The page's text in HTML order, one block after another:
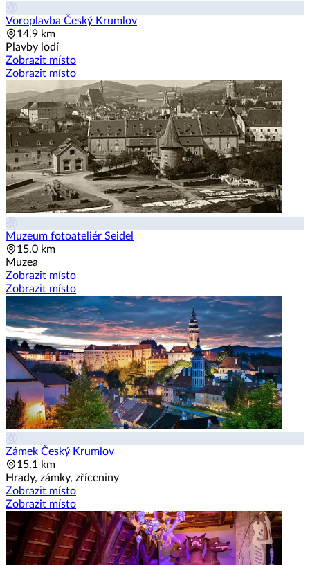
Voroplavba Český Krumlov
14.9 km
Plavby lodí
Zobrazit místo
Zobrazit místo
Muzeum fotoateliér Seidel
15.0 km
Muzea
Zobrazit místo
Zobrazit místo
Zámek Český Krumlov
15.1 km
Hrady, zámky, zříceniny
Zobrazit místo
Zobrazit místo